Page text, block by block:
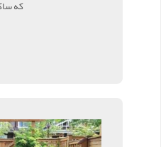
که